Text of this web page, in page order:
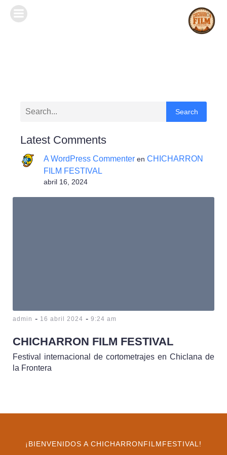
Search
Latest Comments
A WordPress Commenteren CHICHARRON
FILM FESTIVAL
abril 16, 2024
admin - 16 abril 2024 - 9:24 am
CHICHARRON FILM FESTIVAL
Festival internacional de cortometrajes en Chiclana de
la Frontera
¡BIENVENIDOS A CHICHARRONFILMFESTIVAL!